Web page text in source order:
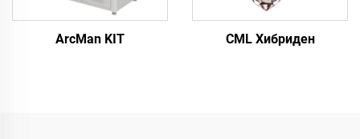
ArcMan KIT CML Хибриден